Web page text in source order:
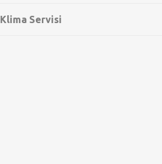
Klima Servisi